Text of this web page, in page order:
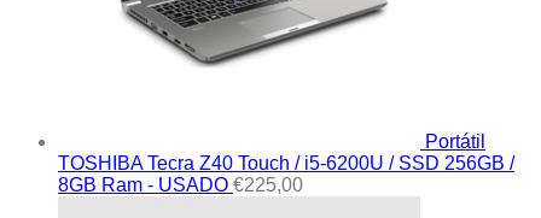
Portátil
TOSHIBA Tecra Z40 Touch / i5-6200U / SSD 256GB /
8GB Ram - USADO €225,00